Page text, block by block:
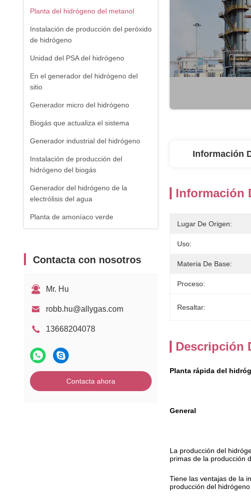
Planta del hidrógeno del metanol
Instalación de producción del peróxido
de hidrógeno
Unidad del PSA del hidrógeno
En el generador del hidrógeno del
sitio
Generador micro del hidrógeno
Biogás que actualiza el sistema
Generador industrial del hidrógeno
Instalación de producción del
hidrógeno del biogás
Generador del hidrógeno de la
electrólisis del agua
Planta de amoníaco verde
Contacta con nosotros
Mr. Hu
robb.hu@allygas.com
13668204078
Contacta ahora
Información
Información
Lugar De Origen:
Uso:
Materia De Base:
Proceso:
Resaltar:
Descripción
Planta rápida del
General
La producción del
primas de la producción
Tiene las ventajas de la
producción del